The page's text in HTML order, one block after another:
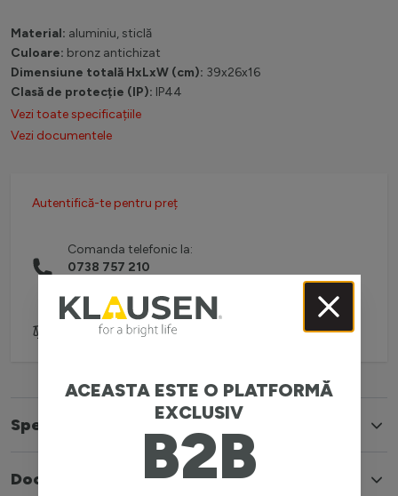
Material: aluminiu, sticlă
Culoare: bronz antichizat
Dimensiune totală HxLxW (cm): 39x26x16
Clasă de protecție (IP): IP44
Vezi toate specificațiile
Vezi documentele
Autentifică-te pentru preț
Comanda telefonic la:
0738 757 210
Adaugă pentru comparare
Specificatii
Documente
ACEASTA ESTE O PLATFORMĂ
EXCLUSIV
B2B